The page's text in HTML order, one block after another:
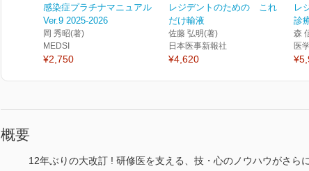
感染症プラチナマニュアル
Ver.9 2025-2026
岡 秀昭(著)
MEDSI
¥2,750
レジデントのための これ
だけ輸液
佐藤 弘明(著)
日本医事新報社
¥4,620
レ
診
森
医
概要
12年ぶりの大改訂 ! 研修医を支える、技・心のノウハウがさら